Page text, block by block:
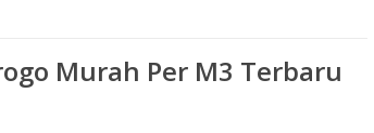
Murah Per M3 Terbaru